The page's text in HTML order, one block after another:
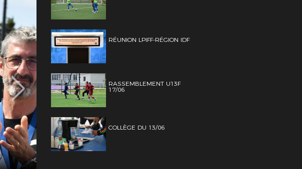
RÉUNION LPIFF-RÉGION IDF
RASSEMBLEMENT U13F
17/06
COLLÈGE DU 13/06